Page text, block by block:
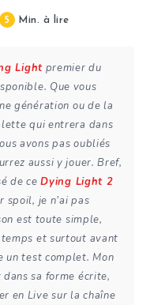
5 Min. à lire
Lightpremier du
Que vous
génération ou de la
qui entrera dans
avons pas oubliés
aussi y jouer. Bref,
de ceDying Light 2
spoil, je n’ai pas
est toute simple,
temps et surtout avant
un test complet. Mon
sa forme écrite,
en Live sur la chaîne